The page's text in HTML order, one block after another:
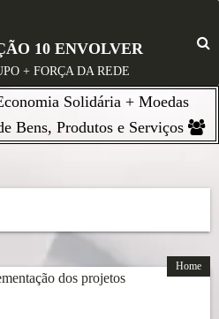
10 ENVOLVER
+ FORÇA DA REDE
Solidária + Moedas
Bens, Produtos e Serviços
Home